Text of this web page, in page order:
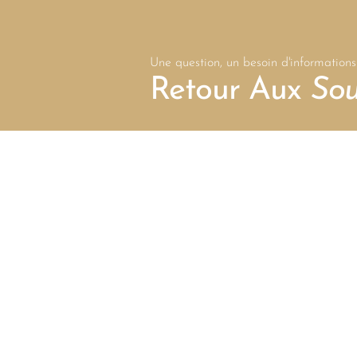
Une question, un besoin
Retour Aux